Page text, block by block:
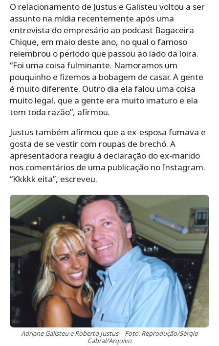
O relacionamento de Justus e Galisteu voltou a ser
assunto na mídia recentemente após uma
entrevista do empresário ao podcast Bagaceira
Chique, em maio deste ano, no qual o famoso
relembrou o período que passou ao lado da loira.
“Foi uma coisa fulminante. Namoramos um
pouquinho e fizemos a bobagem de casar. A gente
é muito diferente. Outro dia ela falou uma coisa
muito legal, que a gente era muito imaturo e ela
tem toda razão”, afirmou.
Justus também afirmou que a ex-esposa fumava e
gosta de se vestir com roupas de brechó. A
apresentadora reagiu à declaração do ex-marido
nos comentários de uma publicação no Instagram.
“Kkkkk eita”, escreveu.
Adriane Galisteu e Roberto Justus – Foto: Reprodução/Sérgio
Cabral/Arquivo